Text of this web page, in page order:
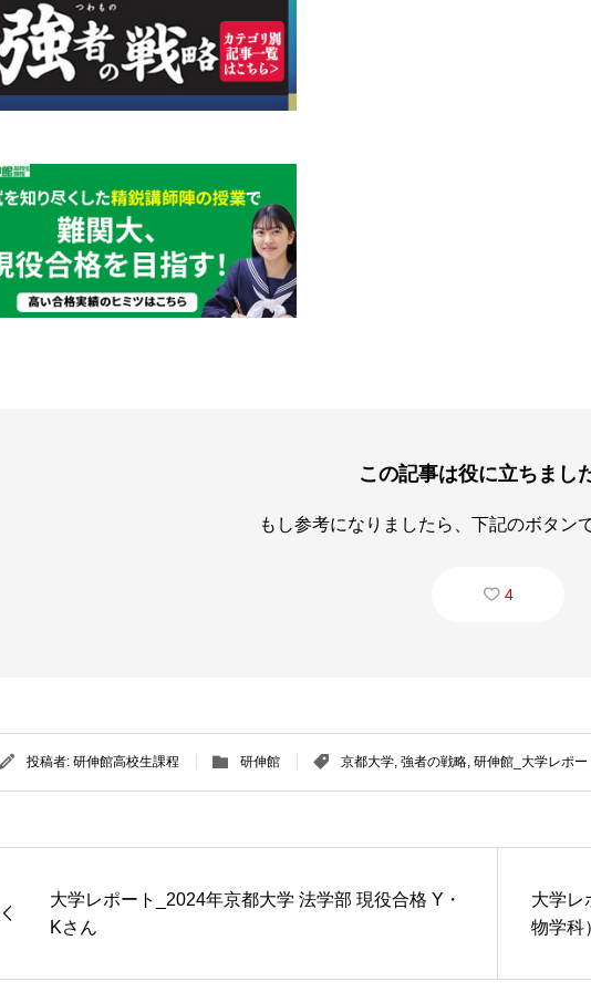
この記事は役に立ちまし
もし参考になりましたら、下記のボタン
4
投稿者: 研伸館高校生課程 研伸館 京都大学, 強者の戦略, 研伸館_大学レポー
大学レポート_2024年京都大学 法学部 現役合格 Y・
Kさん
大学レ
物学科